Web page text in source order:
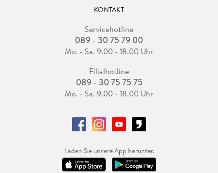
KONTAKT
Servicehotline
089 - 30 75 79 00
Mo. - Sa. 9.00 - 18.00 Uhr
Filialhotline
089 - 30 75 75 75
Mo. - Sa. 9.00 - 18.00 Uhr
Laden Sie unsere App herunter.